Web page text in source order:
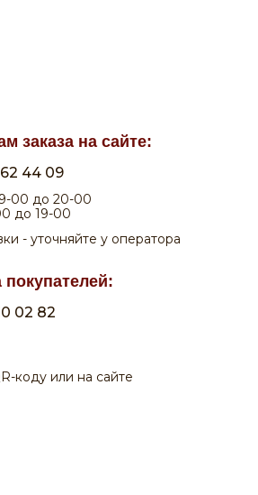
44 09
02 82
00 до 20-00
до 19-00
- уточняйте у оператора
коду или на сайте
заказа на сайте: